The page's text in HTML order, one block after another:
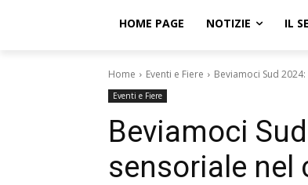
HOME PAGE NOTIZIE IL
Home Eventi e Fiere Beviamoci Sud
Eventi e Fiere
Beviamoci
sensoriale nel